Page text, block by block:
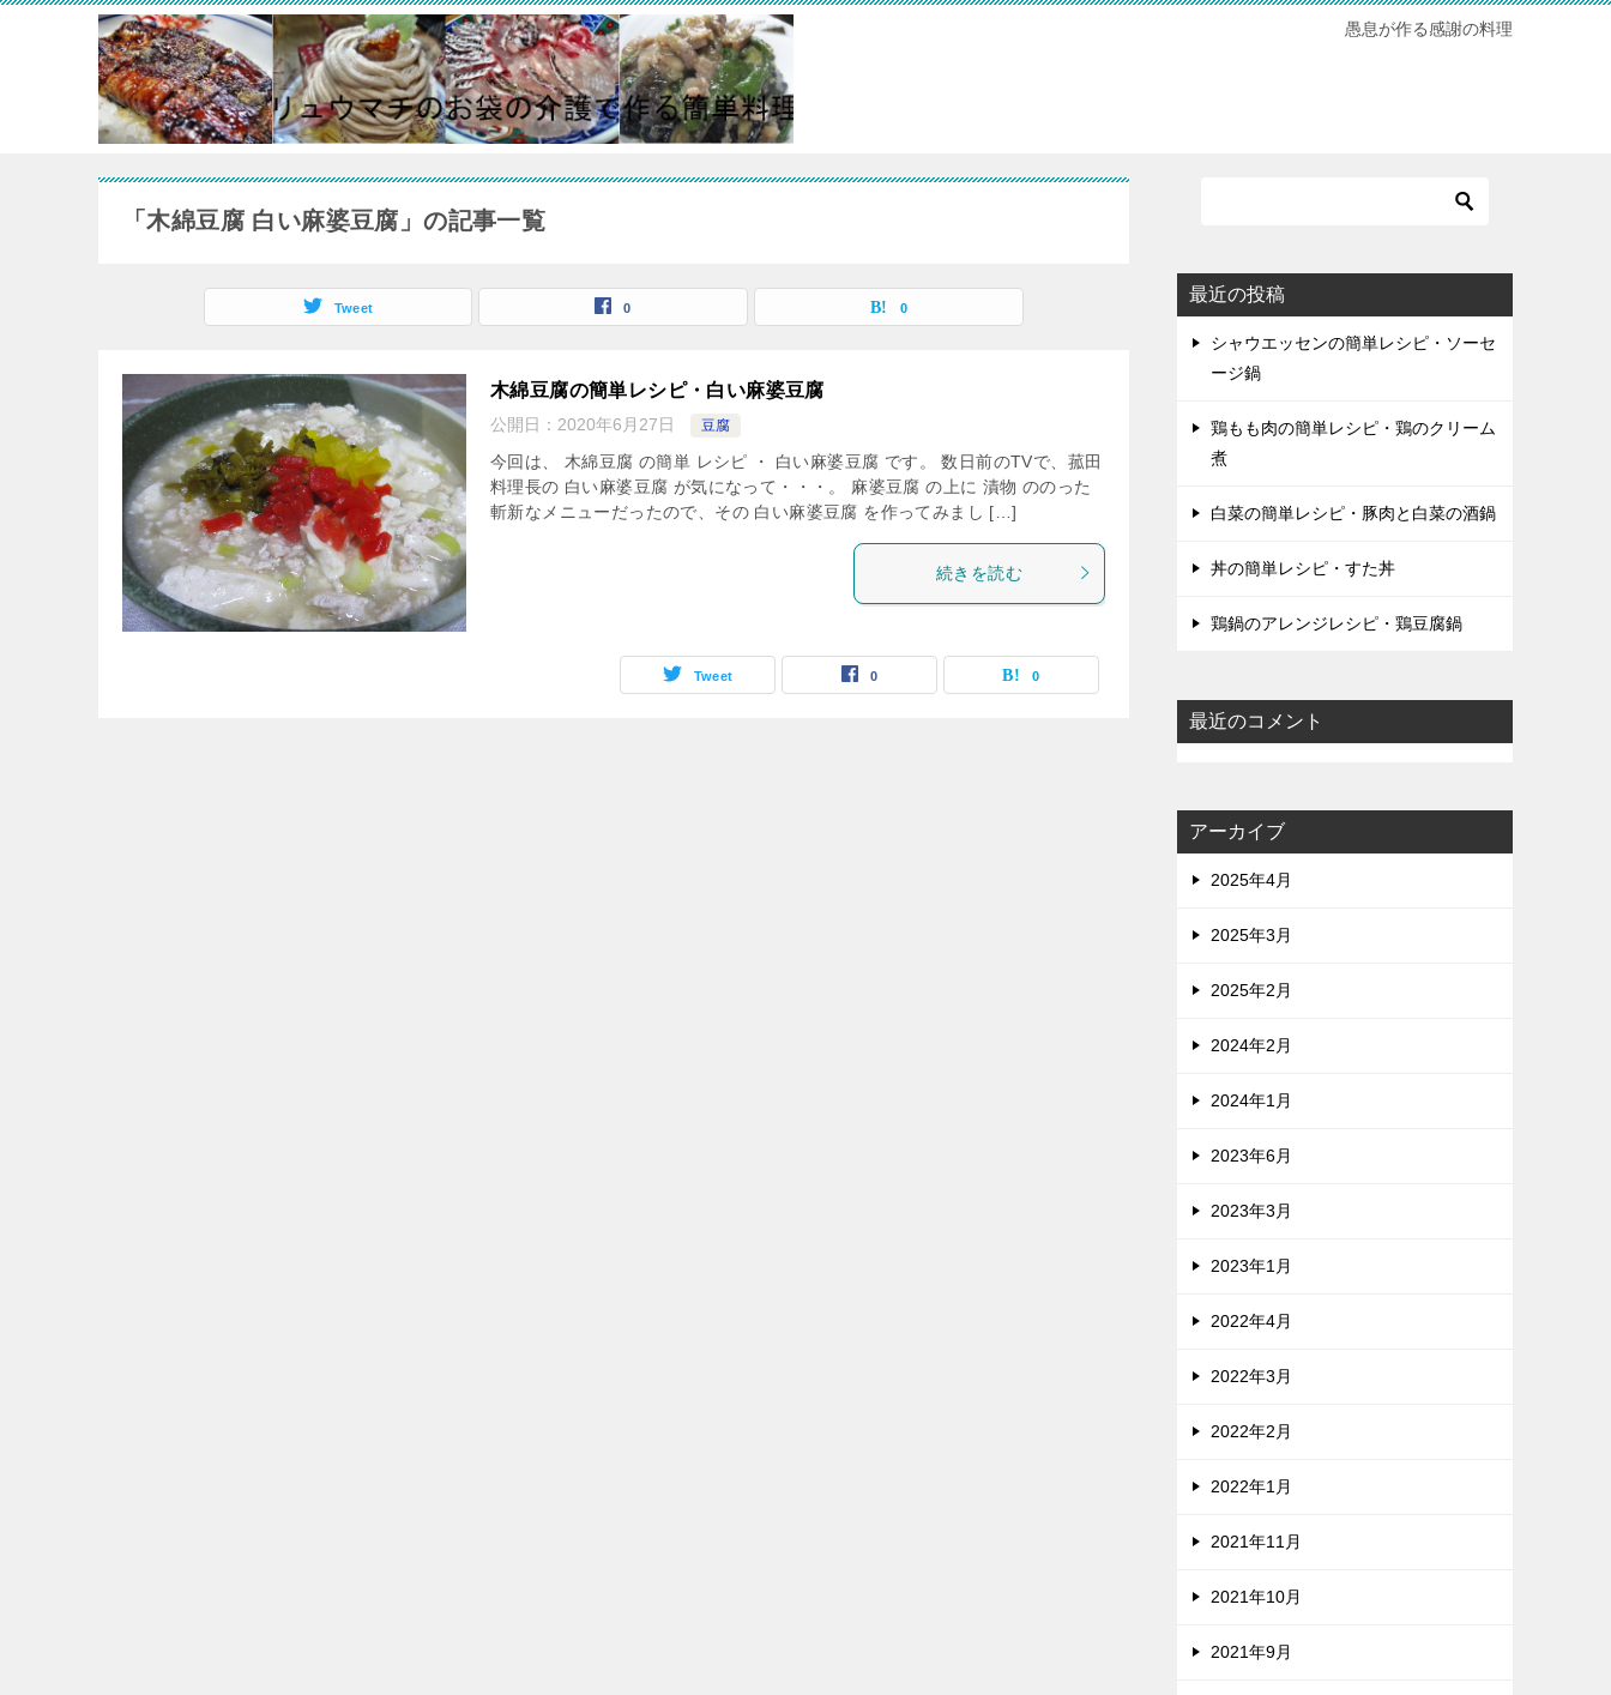
愚息が作る感謝の料理
「木綿豆腐 白い麻婆豆腐」の記事一覧
Tweet 0 0
木綿豆腐の簡単レシピ・白い麻婆豆腐
公開日： 2020年6月27日 豆腐
今回は、 木綿豆腐 の簡単 レシピ ・ 白い麻婆豆腐 です。 数日前のTVで、菰田
料理長の 白い麻婆豆腐 が気になって・・・。 麻婆豆腐 の上に 漬物 ののった
斬新なメニューだったので、その 白い麻婆豆腐 を作ってみまし […]
続きを読む
Tweet 0 0
最近の投稿
シャウエッセンの簡単レシピ・ソーセ
ージ鍋
鶏もも肉の簡単レシピ・鶏のクリーム
煮
白菜の簡単レシピ・豚肉と白菜の酒鍋
丼の簡単レシピ・すた丼
鶏鍋のアレンジレシピ・鶏豆腐鍋
最近のコメント
アーカイブ
2025年4月
2025年3月
2025年2月
2024年2月
2024年1月
2023年6月
2023年3月
2023年1月
2022年4月
2022年3月
2022年2月
2022年1月
2021年11月
2021年10月
2021年9月